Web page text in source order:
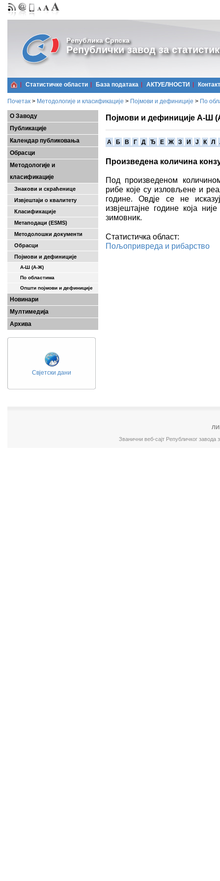
Република Српска
Републички завод за
Статистичке области Базa података АКТУЕЛНОСТИ Контакт
Почетак > Методологије и класификације > Појмови и дефиниције > По
О Заводу
Публикације
Календар публиковања
Обрасци
Методологије и
класификације
Знакови и скраћенице
Извјештаји о квалитету
Класификације
Метаподаци (ESMS)
Методолошки документи
Обрасци
Појмови и дефиниције
А-Ш (A-Ж)
По областима
Општи појмови и дефиниције
Новинари
Мултимедија
Архива
Свјетски дани
Појмови и дефиниције А-Ш
A Б В Г Д Ђ Е Ж З И Ј К Л
Произведена количина
Под произведеном
рибе које су изловљене и
године. Овдје се не
извјештајне године која
зимовник.
Статистичка област:
Пољопривреда и рибарство
Званични веб-сајт Републичког